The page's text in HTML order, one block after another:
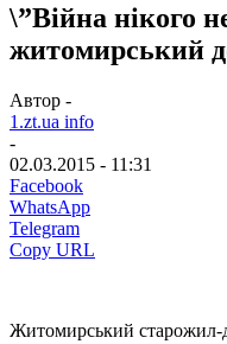
\”Війна нікого
житомирський
Автор -
1.zt.ua info
-
02.03.2015 - 11:31
Facebook
WhatsApp
Telegram
Copy URL
Житомирський старожил-